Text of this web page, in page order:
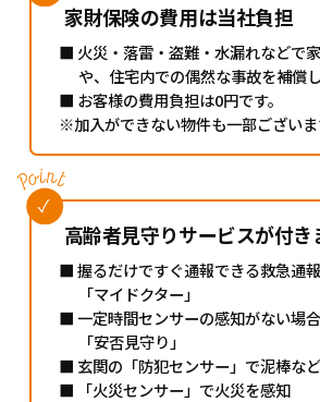
家財保険の費用は当社負担
■ 火災・落雷・盗難・水漏れなどで
や、住宅内での偶然な事故を補償し
■ お客様の費用負担は0円です。
※加入ができない物件も一部ございま
高齢者見守りサービスが付き
■ 握るだけですぐ通報できる救急通
「マイドクター」
■ 一定時間センサーの感知がない場
「安否見守り」
■ 玄関の「防犯センサー」で泥棒な
■ 「火災センサー」で火災を感知